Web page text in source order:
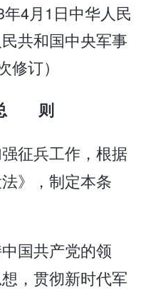
4月1日中华人民
共和国中央军事
订）
则
征兵工作，根据
》，制定本条
国共产党的领
，贯彻新时代军